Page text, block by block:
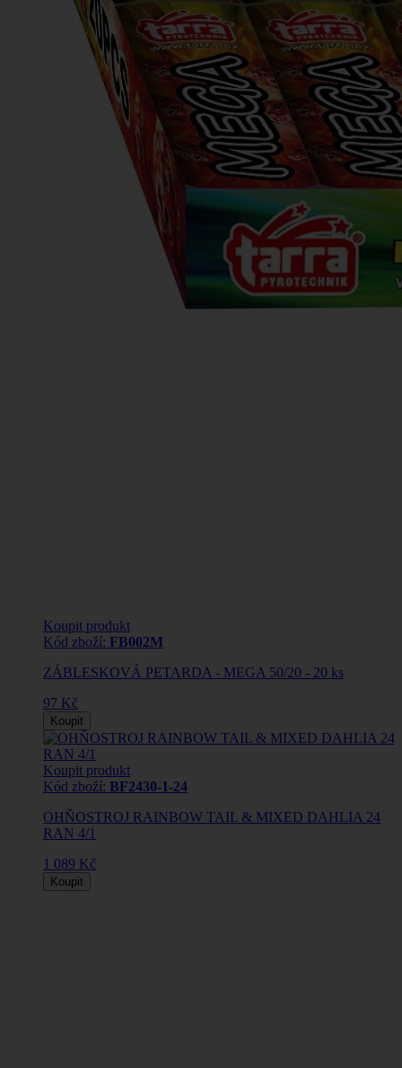
Koupit produkt
Kód zboží: FB002M
ZÁBLESKOVÁ PETARDA - MEGA 50/20 - 20 ks
97 Kč
Koupit
Koupit produkt
Kód zboží: BF2430-1-24
OHŇOSTROJ RAINBOW TAIL & MIXED DAHLIA 24
RAN 4/1
1 089 Kč
Koupit